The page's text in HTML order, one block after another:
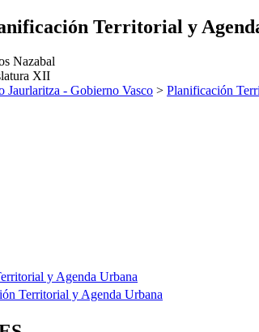
Territorial y
Nazabal
XII
Jaurlaritza - Gobierno Vasco > Planificación
y Agenda Urbana
Territorial y Agenda Urbana